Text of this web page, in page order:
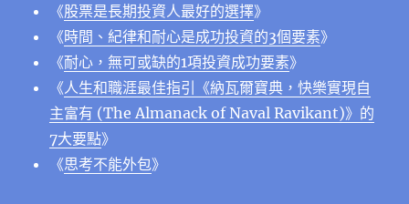
《股票是長期投資人最好的選擇》
《時間、紀律和耐心是成功投資的3個要素》
《耐心，無可或缺的1項投資成功要素》
《人生和職涯最佳指引《納瓦爾寶典，快樂實現自
主富有 (The Almanack of Naval Ravikant)》的
7大要點》
《思考不能外包》